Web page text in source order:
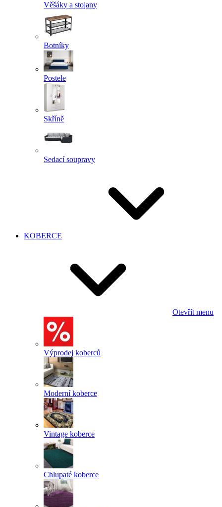
Věšáky a stojany
Botníky
Postele
Skříně
Sedací soupravy
KOBERCE
Otevřít menu
Výprodej koberců
Moderní koberce
Vintage koberce
Chlupaté koberce